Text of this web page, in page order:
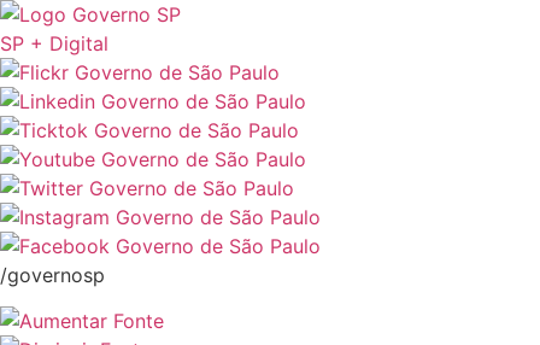
SP + Digital
/governosp